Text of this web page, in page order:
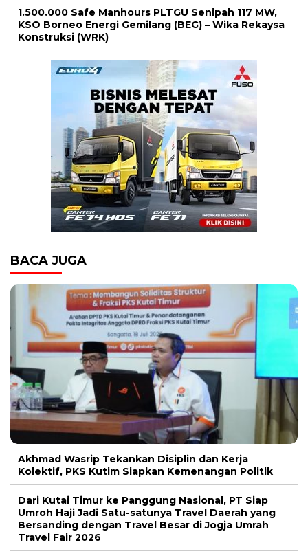
1.500.000 Safe Manhours PLTGU Senipah 117 MW,
KSO Borneo Energi Gemilang (BEG) – Wika Rekaysa
Konstruksi (WRK)
BACA JUGA
Akhmad Wasrip Tekankan Disiplin dan Kerja
Kolektif, PKS Kutim Siapkan Kemenangan Politik
Dari Kutai Timur ke Panggung Nasional, PT Siap
Umroh Haji Jadi Satu-satunya Travel Daerah yang
Bersanding dengan Travel Besar di Jogja Umrah
Travel Fair 2026